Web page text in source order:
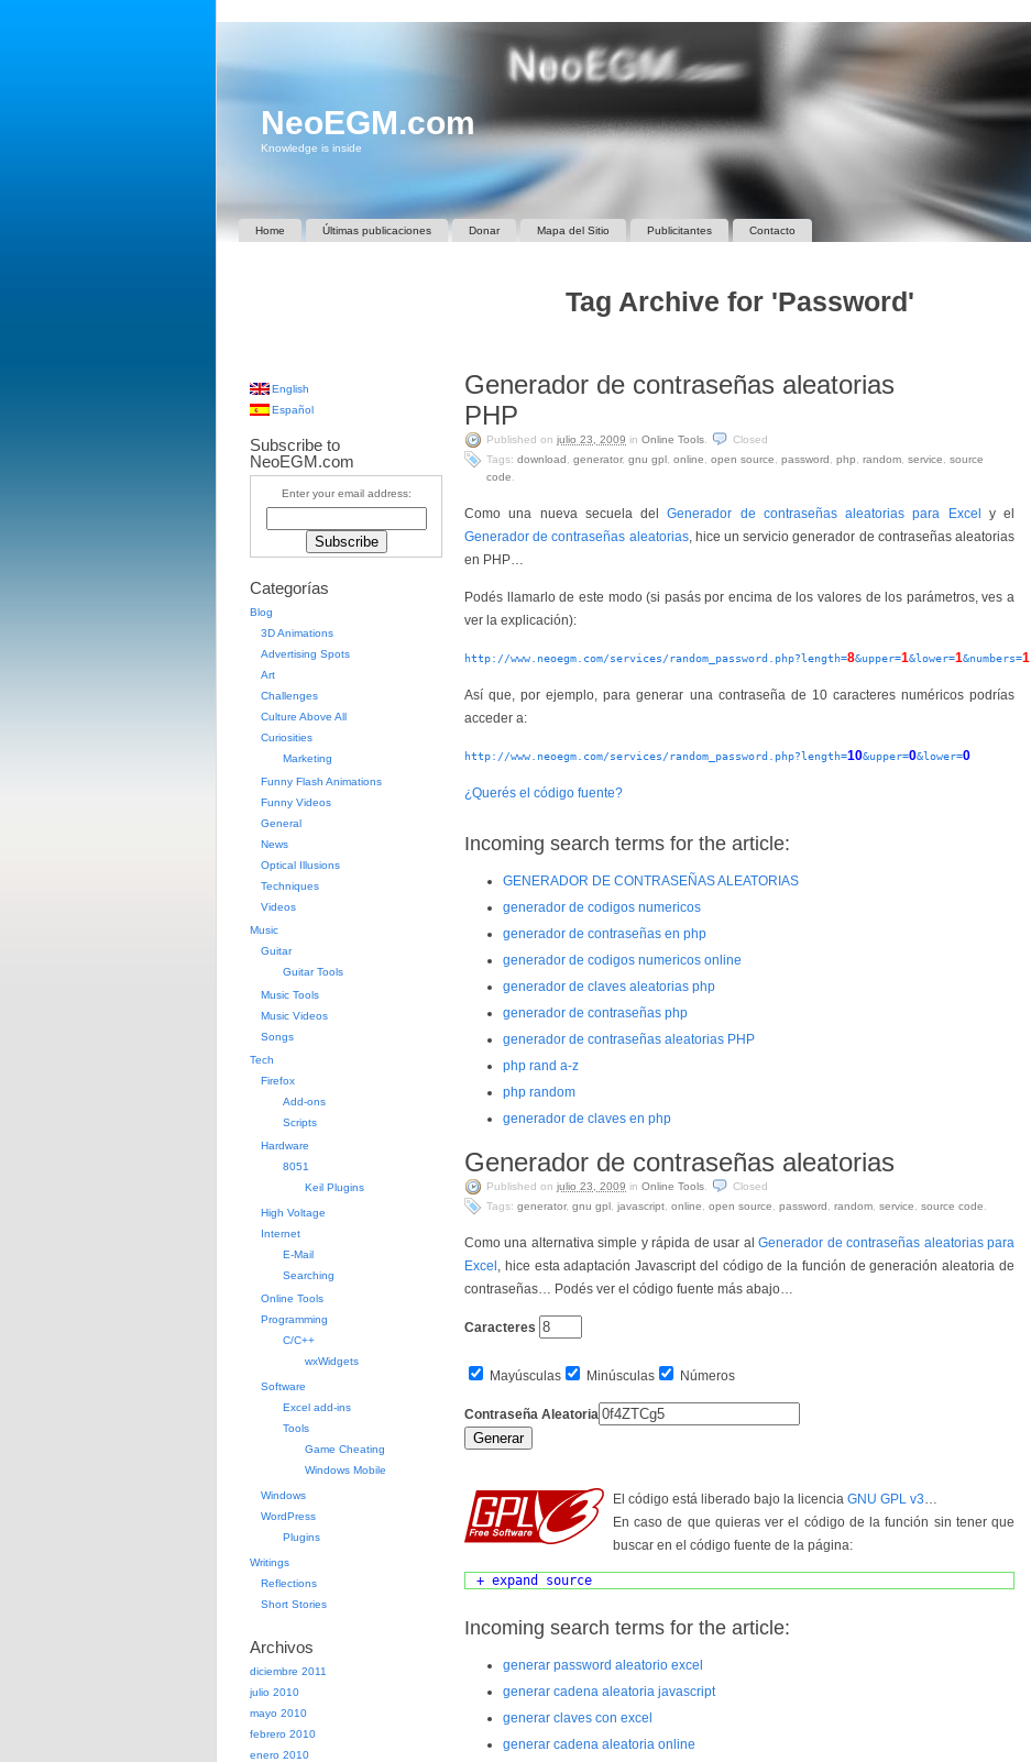
NeoEGM.com
Knowledge is inside
Home Últimas publicaciones Donar Mapa del Sitio Publicitantes Contacto
Tag Archive for 'Password'
Generador de contraseñas aleatorias
PHP
Published on julio 23, 2009 in Online Tools
Closed
Tags: download generator, gnu gpl online open source password php random service
source
code
Como una nueva secuela delGenerador de contraseñas aleatorias para Excel
y el
Generador de contraseñas aleatorias, hice un servicio generador de contraseñas aleatorias
en PHP…
Podés llamarlo de este modo (si pasás por encima de los valores de los parámetros, ves a
ver la explicación):
http://www.neoegm.com/services/random_password.php?length=8&upper=1&lower=1&numbers=1
Así que, por ejemplo, para generar una contraseña de 10 caracteres numéricos podrías
acceder a:
http://www.neoegm.com/services/random_password.php?length=10&upper=0&lower=0
¿Querés el código fuente?
Incoming search terms for the article:
GENERADOR DE CONTRASEÑAS ALEATORIAS
generador de codigos numericos
generador de contraseñas en php
generador de codigos numericos online
generador de claves aleatorias php
generador de contraseñas php
generador de contraseñas aleatorias PHP
php rand a-z
php random
generador de claves en php
Generador de contraseñas aleatorias
Published on julio 23, 2009 in Online Tools
Closed
Tags: generator, gnu gpl javascript online open source password random service source code
Como una alternativa simple y rápida de usar alGenerador de contraseñas aleatorias para
Excel , hice esta adaptación Javascript del código de la función de generación aleatoria de
contraseñas… Podés ver el código fuente más abajo…
Caracteres
Mayúsculas Minúsculas Números
Contraseña Aleatoria
El código está liberado bajo la licencia GNU GPL v3…
En caso de que quieras ver el código de la función sin tener que
buscar en el código fuente de la página:
+ expand source
Incoming search terms for the article:
generar password aleatorio excel
generar cadena aleatoria javascript
generar claves con excel
generar cadena aleatoria online
English
Español
Subscribe to
NeoEGM.com
Enter your email address:
Categorías
Blog
3D Animations
Advertising Spots
Art
Challenges
Culture Above All
Curiosities
Marketing
Funny Flash Animations
Funny Videos
General
News
Optical Illusions
Techniques
Videos
Music
Guitar
Guitar Tools
Music Tools
Music Videos
Songs
Tech
Firefox
Add-ons
Scripts
Hardware
8051
Keil Plugins
High Voltage
Internet
E-Mail
Searching
Online Tools
Programming
C/C++
wxWidgets
Software
Excel add-ins
Tools
Game Cheating
Windows Mobile
Windows
WordPress
Plugins
Writings
Reflections
Short Stories
Archivos
diciembre 2011
julio 2010
mayo 2010
febrero 2010
enero 2010